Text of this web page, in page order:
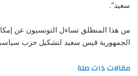
سعيد”.
من هذا المنطلق تساءل التونسيون عن
الجمهورية قيس سعيد لتشكيل حزب
مقالات ذات صلة